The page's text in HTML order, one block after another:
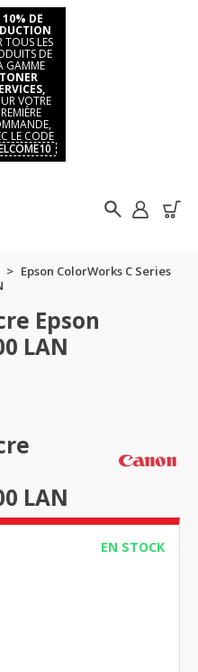
10% DE
TOUS LES
DE
GAMME
TONER
VOTRE
LE CODE
Epson ColorWorks C Series
Epson
LAN
LAN
EN STOCK